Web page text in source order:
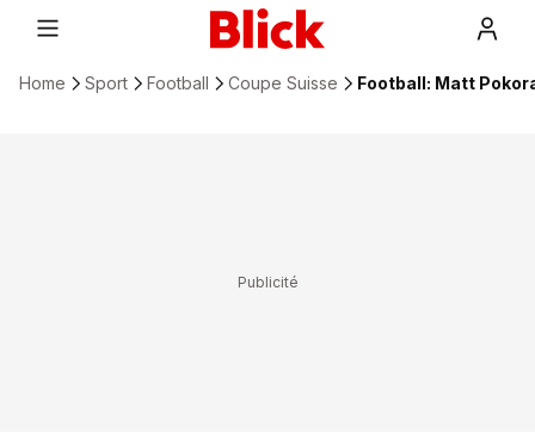
Home Sport Football Coupe Suisse Football: Matt